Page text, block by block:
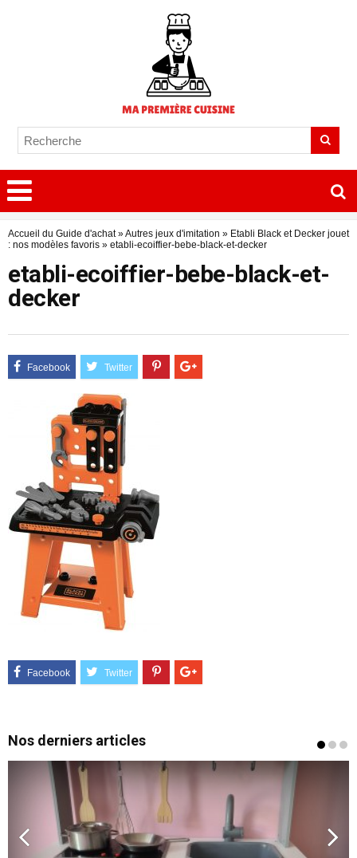
Accueil du Guide d'achat»Autres jeux d'imitation » Etabli Black et Decker jouet
: nos modèles favoris » etabli-ecoiffier-bebe-black-et-decker
etabli-ecoiffier-bebe-black-et-
decker
Nos derniers articles